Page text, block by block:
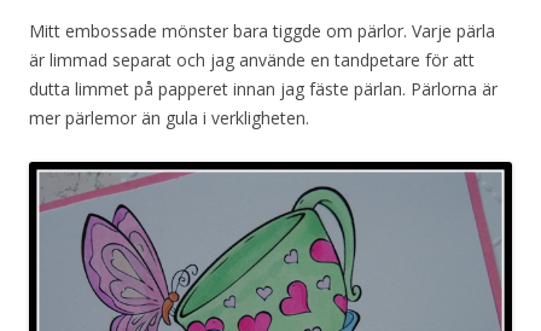
Mitt embossade mönster bara tiggde om pärlor. Varje pärla
är limmad separat och jag använde en tandpetare för att
dutta limmet på papperet innan jag fäste pärlan. Pärlorna är
mer pärlemor än gula i verkligheten.